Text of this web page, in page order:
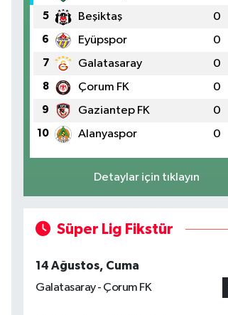
5 Beşiktaş 0
6 Eyüpspor 0
7 Galatasaray 0
8 Çorum FK 0
9 Gaziantep FK 0
10 Alanyaspor 0
Detaylar için tıklayın
Süper Lig Fikstür
14 Ağustos, Cuma
Galatasaray - Çorum FK